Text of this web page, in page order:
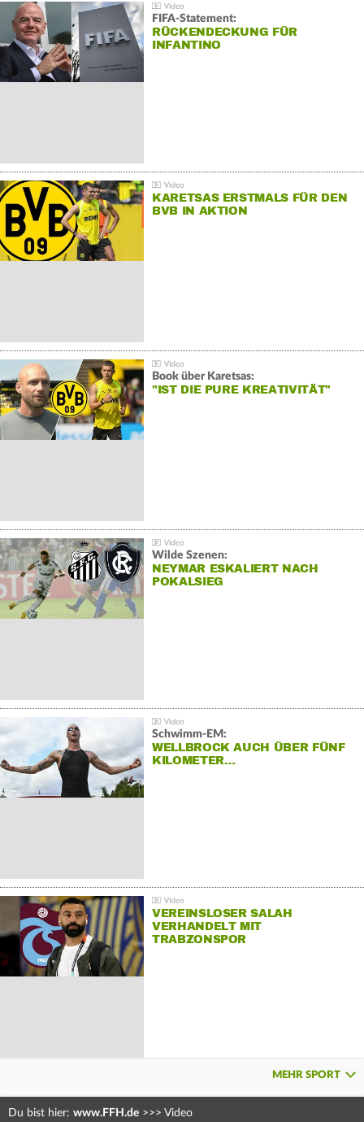
FIFA-Statement:
RÜCKENDECKUNG FÜR
INFANTINO
KARETSAS ERSTMALS FÜR DEN
BVB IN AKTION
Book über Karetsas:
"IST DIE PURE KREATIVITÄT"
Wilde Szenen:
NEYMAR ESKALIERT NACH
POKALSIEG
Schwimm-EM:
WELLBROCK AUCH ÜBER FÜNF
KILOMETER…
VEREINSLOSER SALAH
VERHANDELT MIT
TRABZONSPOR
MEHR SPORT
Du bist hier: www.FFH.de >>> Video